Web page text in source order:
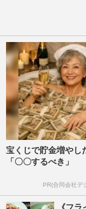
宝くじで貯金増やし
「〇〇するべき」
PR(合同会社デ
《フ